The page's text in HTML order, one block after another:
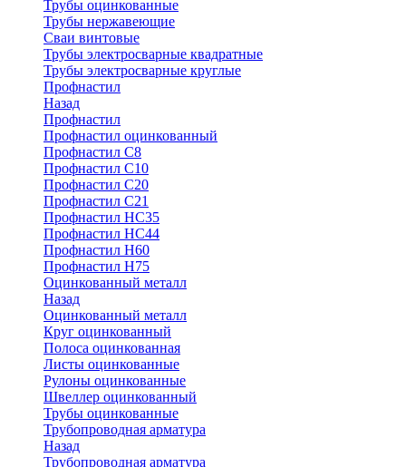
Трубы оцинкованные
Трубы нержавеющие
Сваи винтовые
Трубы электросварные квадратные
Трубы электросварные круглые
Профнастил
Назад
Профнастил
Профнастил оцинкованный
Профнастил С8
Профнастил С10
Профнастил С20
Профнастил С21
Профнастил НС35
Профнастил НС44
Профнастил Н60
Профнастил Н75
Оцинкованный металл
Назад
Оцинкованный металл
Круг оцинкованный
Полоса оцинкованная
Листы оцинкованные
Рулоны оцинкованные
Швеллер оцинкованный
Трубы оцинкованные
Трубопроводная арматура
Назад
Трубопроводная арматура